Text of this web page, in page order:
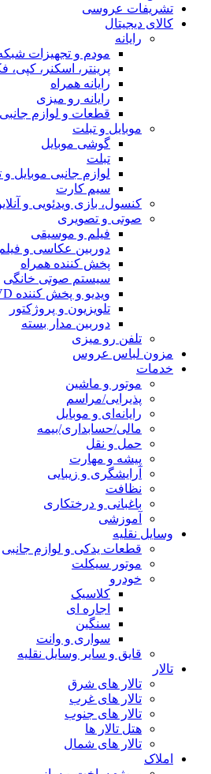
تشریفات عروسی
کالای دیجیتال
رایانه
مودم و تجهیزات
پرینتر، اسکنر،
رایانه همراه
رایانه رو میزی
قطعات و لوازم جانبی
موبایل و تبلت
گوشی موبایل
تبلت
لوازم جانبی موبایل و
سیم کارت
کنسول، بازی‌ ویدئویی و
صوتی و تصویری
فیلم و موسیقی
دوربین عکاسی و
پخش کننده همراه
سیستم صوتی خانگی
ویدیو و پخش کننده DVD
تلویزیون و پروژکتور
دوربین مدار بسته
تلفن رو میزی
مزون لباس عروس
خدمات
موتور و ماشین
پذیرایی/مراسم
رایانه‌ای و موبایل
مالی/حسابداری/بیمه
حمل و نقل
پیشه و مهارت
آرایشگری و زیبایی
نظافت
باغبانی و درختکاری
آموزشی
وسایل نقلیه
قطعات یدکی و لوازم جانبی
موتور سیکلت
خودرو
کلاسیک
اجاره ای
سنگین
سواری و وانت
قایق و سایر وسایل نقلیه
تالار
تالار های شرق
تالار های غرب
تالار های جنوب
هتل تالار ها
تالار های شمال
املاک